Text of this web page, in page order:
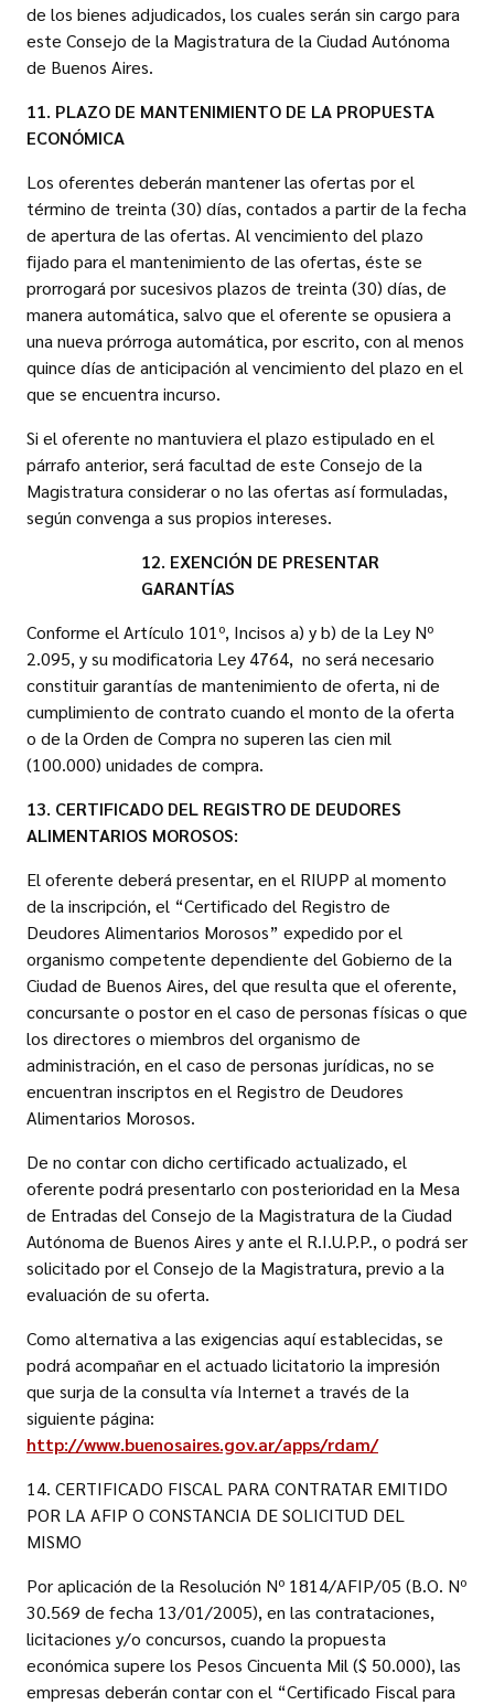
de los bienes adjudicados, los cuales serán sin cargo para
este Consejo de la Magistratura de la Ciudad Autónoma
de Buenos Aires.
11. PLAZO DE MANTENIMIENTO DE LA PROPUESTA
ECONÓMICA
Los oferentes deberán mantener las ofertas por el
término de treinta (30) días, contados a partir de la fecha
de apertura de las ofertas. Al vencimiento del plazo
fijado para el mantenimiento de las ofertas, éste se
prorrogará por sucesivos plazos de treinta (30) días, de
manera automática, salvo que el oferente se opusiera a
una nueva prórroga automática, por escrito, con al menos
quince días de anticipación al vencimiento del plazo en el
que se encuentra incurso.
Si el oferente no mantuviera el plazo estipulado en el
párrafo anterior, será facultad de este Consejo de la
Magistratura considerar o no las ofertas así formuladas,
según convenga a sus propios intereses.
12. EXENCIÓN DE PRESENTAR
GARANTÍAS
Conforme el Artículo 101º, Incisos a) y b) de la Ley Nº
2.095, y su modificatoria Ley 4764, no será necesario
constituir garantías de mantenimiento de oferta, ni de
cumplimiento de contrato cuando el monto de la oferta
o de la Orden de Compra no superen las cien mil
(100.000) unidades de compra.
13. CERTIFICADO DEL REGISTRO DE DEUDORES
ALIMENTARIOS MOROSOS:
El oferente deberá presentar, en el RIUPP al momento
de la inscripción, el “Certificado del Registro de
Deudores Alimentarios Morosos” expedido por el
organismo competente dependiente del Gobierno de la
Ciudad de Buenos Aires, del que resulta que el oferente,
concursante o postor en el caso de personas físicas o que
los directores o miembros del organismo de
administración, en el caso de personas jurídicas, no se
encuentran inscriptos en el Registro de Deudores
Alimentarios Morosos.
De no contar con dicho certificado actualizado, el
oferente podrá presentarlo con posterioridad en la Mesa
de Entradas del Consejo de la Magistratura de la Ciudad
Autónoma de Buenos Aires y ante el R.I.U.P.P., o podrá ser
solicitado por el Consejo de la Magistratura, previo a la
evaluación de su oferta.
Como alternativa a las exigencias aquí establecidas, se
podrá acompañar en el actuado licitatorio la impresión
que surja de la consulta vía Internet a través de la
siguiente página:
http://www.buenosaires.gov.ar/apps/rdam/
14. CERTIFICADO FISCAL PARA CONTRATAR EMITIDO
POR LA AFIP O CONSTANCIA DE SOLICITUD DEL
MISMO
Por aplicación de la Resolución Nº 1814/AFIP/05 (B.O. Nº
30.569 de fecha 13/01/2005), en las contrataciones,
licitaciones y/o concursos, cuando la propuesta
económica supere los Pesos Cincuenta Mil ($ 50.000), las
empresas deberán contar con el “Certificado Fiscal para